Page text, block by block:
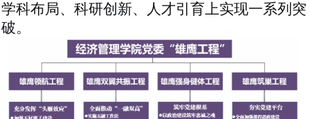
学科布局、科研创新、人才引育上实现一系列突
破。